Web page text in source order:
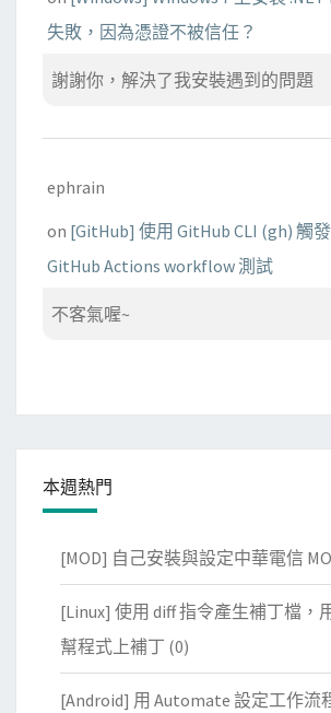
失敗，因為憑證不被信任？
謝謝你，解決了我安裝遇到的問題
ephrain
on [GitHub] 使用 GitHub CLI (gh) 觸
GitHub Actions workflow 測試
不客氣喔~
本週熱門
[MOD] 自己安裝與設定中華電信
[Linux] 使用 diff 指令產生補丁檔，
幫程式上補丁 (0)
[Android] 用 Automate 設定工作流